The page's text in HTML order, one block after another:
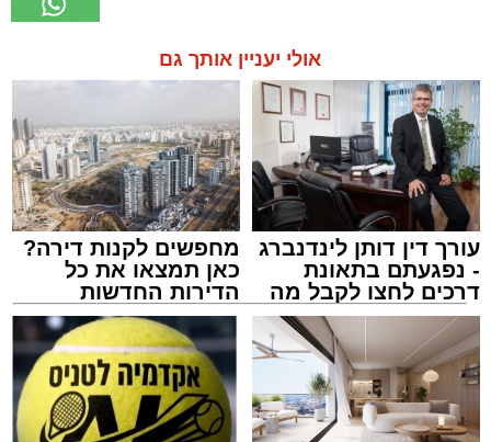
אולי יעניין אותך גם
עורך דין דותן לינדנברג
- נפגעתם בתאונת
דרכים לחצו לקבל מה
שמגיע לכם
מחפשים לקנות דירה?
כאן תמצאו את כל
הדירות החדשות
למכירה באשדוד >>>